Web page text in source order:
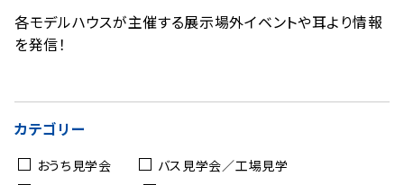
各モデルハウスが主催する展示場外イベントや耳より情報
を発信！
カテゴリー
おうち見学会
バス見学会／工場見学